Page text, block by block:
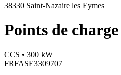
38330 Saint-Nazaire les Eymes
Points de charge
CCS • 300 kW
FRFASE3309707